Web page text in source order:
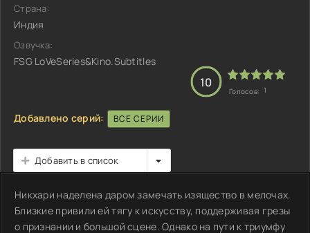
Страна:
Индия
Озвучка:
FSG LoVeSeries&Kino.Subtitles
10
Голосов: 1
Добавлено серий: ВСЕ СЕРИИ
Добавить в список
Никхари наделена даром замечать изящество в мелочах.
Близкие привили ей тягу к искусству, поддерживая грезы
о признании и большой сцене. Однако на пути к триумфу